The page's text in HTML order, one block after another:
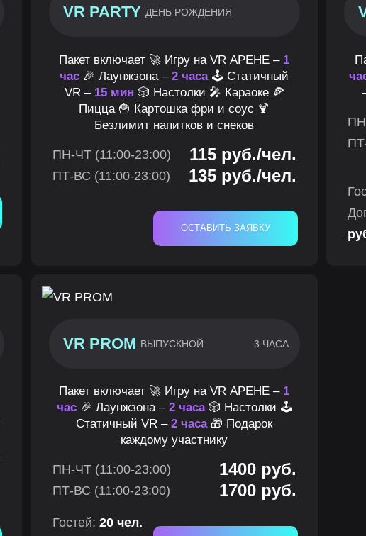
VR PARTY ДЕНЬ РОЖДЕНИЯ
Пакет включает 🚀 Игру на VR АРЕНЕ – 1
час 🎉 Лаунжзона –2 часа🕹 Статичный
VR – 15 мин 🎲 Настолки 🎤 Караоке 🍕
Пицца 🍟 Картошка фри и соус 🍹
Безлимит напитков и снеков
ПН-ЧТ (11:00-23:00) 115 руб./чел.
ПТ-ВС (11:00-23:00) 135 руб./чел.
ОСТАВИТЬ ЗАЯВКУ
VR PROM ВЫПУСКНОЙ 3 ЧАСА
Пакет включает 🚀 Игру на VR АРЕНЕ – 1
час🎉 Лаунжзона – 2 часа🎲 Настолки 🕹
Статичный VR –2 часа🎁 Подарок
каждому участнику
ПН-ЧТ (11:00-23:00) 1400 руб.
ПТ-ВС (11:00-23:00) 1700 руб.
Гостей: 20 чел.